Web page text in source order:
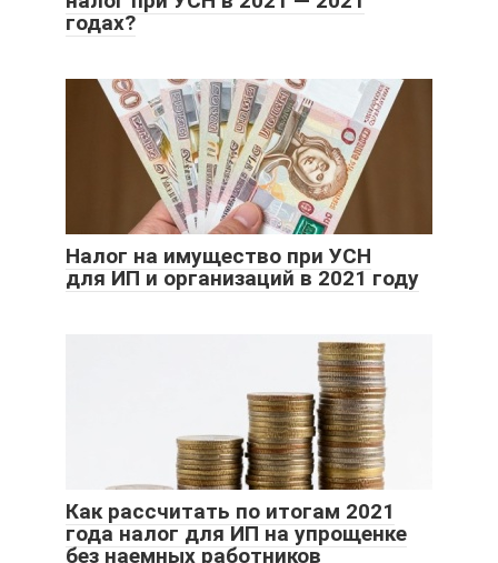
годах?
Налог на имущество при УСН
для ИП и организаций в 2021 году
Как рассчитать по итогам 2021
года налог для ИП на упрощенке
без наемных работников